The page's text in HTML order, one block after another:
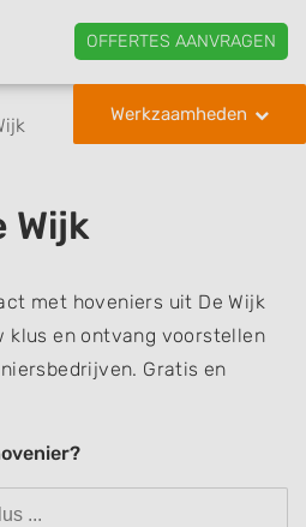
OFFERTES AANVRAGEN
Werkzaamheden
Wijk
met hoveniers uit De Wijk
klus en ontvang voorstellen
Gratis en